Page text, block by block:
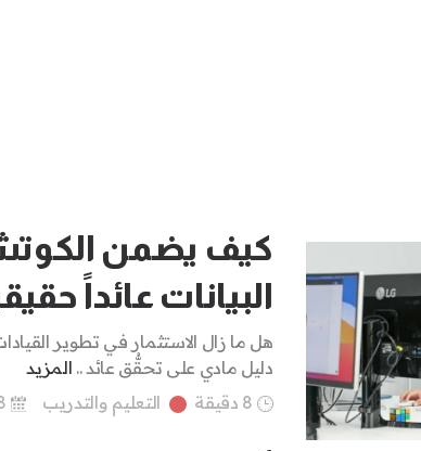
كيف يضمن
البيانات عائداً
هل ما زال الاستثمار في تطوير
دليل مادي على تحقُّق عائد .. المزيد
8 دقيقة
التعليم والتدريب